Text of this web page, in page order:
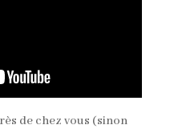
de chez vous (sinon